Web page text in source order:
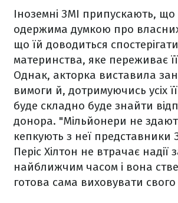
Іноземні ЗМІ припускають, що
одержима думкою про
що їй доводиться
материнства, яке переживає її
Однак, акторка виставила
вимоги й, дотримуючись усіх
буде складно буде знайти
донора. "Мільйонери не
кепкують з неї представники
Періс Хілтон не втрачає надії
найближчим часом і вона
готова сама виховувати свого